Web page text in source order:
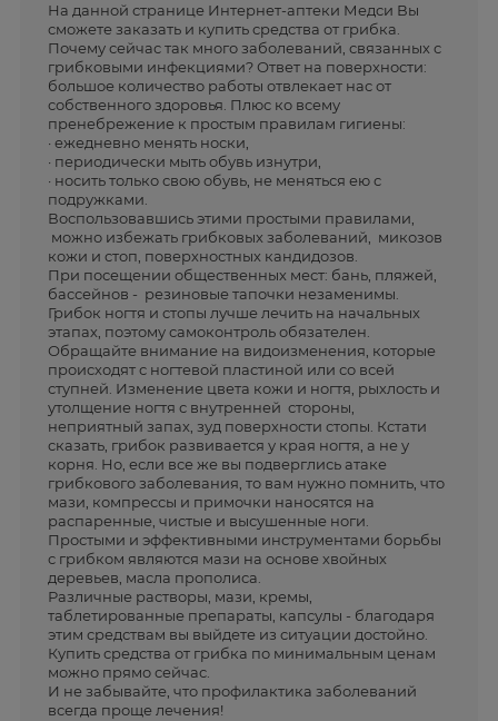
На данной странице Интернет-аптеки Медси Вы
сможете заказать и купить средства от грибка.
Почему сейчас так много заболеваний, связанных с
грибковыми инфекциями? Ответ на поверхности:
большое количество работы отвлекает нас от
собственного здоровья. Плюс ко всему
пренебрежение к простым правилам гигиены:
· ежедневно менять носки,
· периодически мыть обувь изнутри,
· носить только свою обувь, не меняться ею с
подружками.
Воспользовавшись этими простыми правилами,
можно избежать грибковых заболеваний, микозов
кожи и стоп, поверхностных кандидозов.
При посещении общественных мест: бань, пляжей,
бассейнов - резиновые тапочки незаменимы.
Грибок ногтя и стопы лучше лечить на начальных
этапах, поэтому самоконтроль обязателен.
Обращайте внимание на видоизменения, которые
происходят с ногтевой пластиной или со всей
ступней. Изменение цвета кожи и ногтя, рыхлость и
утолщение ногтя с внутренней стороны,
неприятный запах, зуд поверхности стопы. Кстати
сказать, грибок развивается у края ногтя, а не у
корня. Но, если все же вы подверглись атаке
грибкового заболевания, то вам нужно помнить, что
мази, компрессы и примочки наносятся на
распаренные, чистые и высушенные ноги.
Простыми и эффективными инструментами борьбы
с грибком являются мази на основе хвойных
деревьев, масла прополиса.
Различные растворы, мази, кремы,
таблетированные препараты, капсулы - благодаря
этим средствам вы выйдете из ситуации достойно.
Купить средства от грибка по минимальным ценам
можно прямо сейчас.
И не забывайте, что профилактика заболеваний
всегда проще лечения!